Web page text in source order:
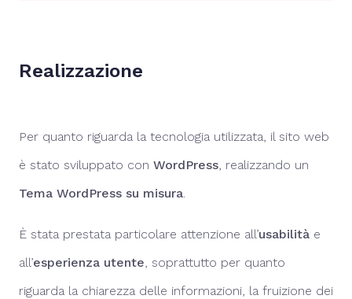
Realizzazione
Per quanto riguarda la tecnologia utilizzata, il sito web
è stato sviluppato con WordPress, realizzando un
Tema WordPress su misura.
È stata prestata particolare attenzione all’usabilità e
all’esperienza utente, soprattutto per quanto
riguarda la chiarezza delle informazioni, la fruizione dei